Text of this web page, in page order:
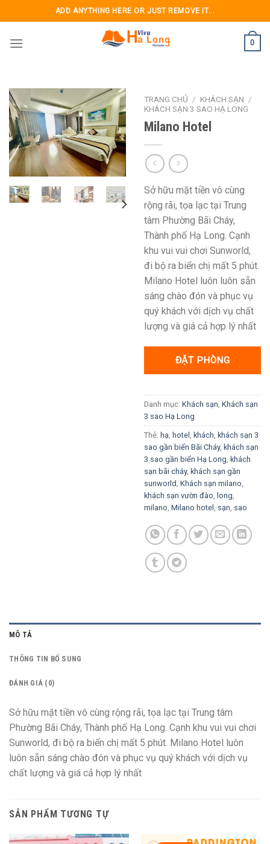
to
content
ADD ANYTHING HERE OR JUST REMOVE IT...
0
TRANG CHỦ / KHÁCH SẠN /
KHÁCH SẠN 3 SAO HẠ LONG
Milano Hotel
Sở hữu mặt tiền vô cùng
rộng rãi, tọa lạc tại Trung
tâm Phường Bãi Cháy,
Thành phố Hạ Long. Cạnh
khu vui vui chơi Sunworld,
đi bộ ra biển chị mất 5 phút.
Milano Hotel luôn luôn sẵn
sáng chào đón và phục vụ
quý khách với dịch vụ chất
lượng và giá cả hợp lý nhất
ĐẶT PHÒNG
Danh mục: Khách sạn Khách sạn
3 sao Hạ Long
Thẻ: hạ hotel khách khách sạn 3
sao gần biển Bãi Cháy, khách sạn
3 sao gần biển Hạ Long khách
sạn bãi cháy, khách sạn gần
sunworld Khách sạn milano
khách sạn vườn đào
long
milano Milano hotel sạn sao
MÔ TẢ
THÔNG TIN BỔ SUNG
ĐÁNH GIÁ (0)
Sở hữu mặt tiền vô cùng rộng rãi, tọa lạc tại Trung tâm
Phường Bãi Cháy, Thành phố Hạ Long. Cạnh khu vui vui chơi
Sunworld, đi bộ ra biển chị mất 5 phút. Milano Hotel luôn
luôn sẵn sáng chào đón và phục vụ quý khách với dịch vụ
chất lượng và giá cả hợp lý nhất
SẢN PHẨM TƯƠNG TỰ